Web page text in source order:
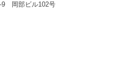
9 岡部ビル102号